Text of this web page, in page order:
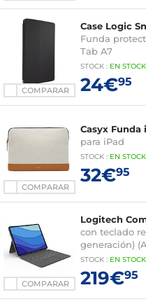
COMPARAR
Case Logic
Funda
Tab A7
STOCK : EN STOCK
24€95
COMPARAR
Casyx Funda
para iPad
STOCK : EN STOCK
32€95
COMPARAR
Logitech
con teclado
generación)
STOCK : EN STOCK
219€95